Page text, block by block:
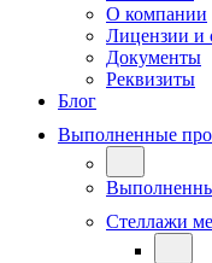
О компании
Лицензии и
Документы
Реквизиты
Блог
Выполненные
Стеллажи